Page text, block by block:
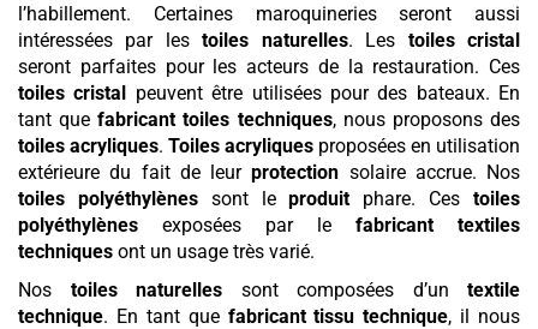
l’habillement. Certaines maroquineries seront aussi
intéressées par lestoiles naturelles. Les toiles cristal
seront parfaites pour les acteurs de la restauration. Ces
toiles cristal peuvent être utilisées pour des bateaux. En
tant quefabricant toiles techniques, nous proposons des
toiles acryliques. Toiles acryliques proposées en utilisation
extérieure du fait de leurprotection solaire accrue. Nos
toiles polyéthylènessont leproduit phare. Cestoiles
polyéthylènes exposées par le fabricant textiles
techniques ont un usage très varié.
Nos toiles naturelles sont composées d’un textile
technique. En tant que fabricant tissu technique, il nous